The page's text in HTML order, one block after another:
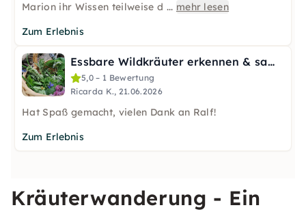
Marion ihr Wissen teilweise d ... mehr lesen
Zum Erlebnis
Essbare Wildkräuter erkennen & sammeln in Essen
5,0 – 1 Bewertung
Ricarda K., 21.06.2026
Hat Spaß gemacht, vielen Dank an Ralf!
Zum Erlebnis
Kräuterwanderung - Ein